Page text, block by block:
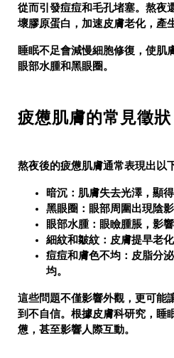
從而引發痘痘和毛孔堵塞。熬夜
壞膠原蛋白，加速皮膚老化，產
睡眠不足會減慢細胞修復，使肌
眼部水腫和黑眼圈。
疲憊肌膚的常見徵狀
熬夜後的疲憊肌膚通常表現出以
暗沉 ：肌膚失去光澤，顯
黑眼圈 ：眼部周圍出現陰
眼部水腫：眼瞼腫脹，影響
細紋和皺紋 ：皮膚提早老
痘痘和膚色不均 ：皮脂分
均。
這些問題不僅影響外觀，更可能
到不自信。根據皮膚科研究，睡
憊，甚至影響人際互動。